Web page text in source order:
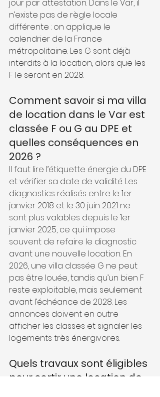
jour par attestation. Dans le Var, il
n’existe pas de règle locale
différente : on applique le
calendrier de la France
métropolitaine. Les G sont déjà
interdits à la location, alors que les
F le seront en 2028.
Comment savoir si ma villa
de location dans le Var est
classée F ou G au DPE et
quelles conséquences en
2026 ?
Il faut lire l’étiquette énergie du DPE
et vérifier sa date de validité. Les
diagnostics réalisés entre le 1er
janvier 2018 et le 30 juin 2021 ne
sont plus valables depuis le 1er
janvier 2025, ce qui impose
souvent de refaire le diagnostic
avant une nouvelle location. En
2026, une villa classée G ne peut
pas être louée, tandis qu’un bien F
reste exploitable, mais seulement
avant l’échéance de 2028. Les
annonces doivent en outre
afficher les classes et signaler les
logements très énergivores.
Quels travaux sont éligibles
pour sortir une location de